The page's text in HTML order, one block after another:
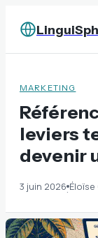
MARKETING
leviers
devenir
3 juin 2026·